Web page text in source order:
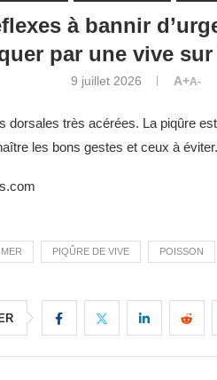
à bannir
par une vive
9 juillet 2026 A+A-
dorsales très acérées. La piqûre
les bons gestes et ceux à éviter.
MER PIQÛRE DE VIVE POISSON